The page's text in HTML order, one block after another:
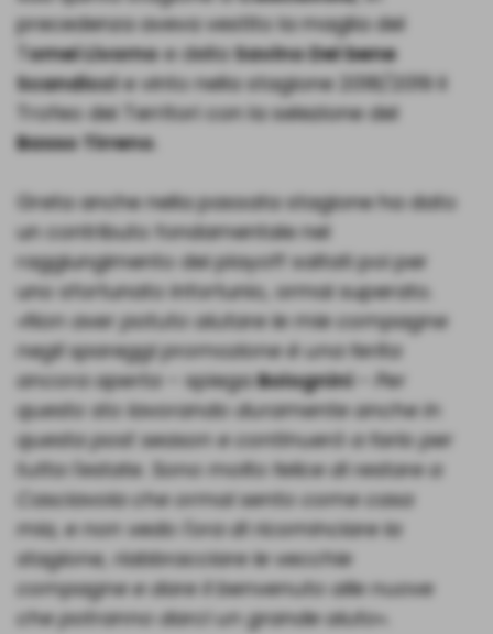
precedenza aveva vestito la maglia del
Tomei Livornoe dellaSavino Del bene
Scandiccie vinto nella stagione 2018/2019 il
Trofeo dei Territori con la selezione del
Basso Tirreno.
Greta anche nella passata stagione ha dato
un contributo fondamentale nel
raggiungimento dei playoff saltati poi per
uno sfortunato infortunio, ormai superato.
«Non aver potuto aiutare le mie compagne
negli spareggi promozione è una ferita
ancora aperta
– spiegaBolognini
Per
questo sto lavorando duramente anche in
questa post season e continuerò a farlo per
tutta l'estate. Sono molto felice di restare a
Casciavola che ormai sento come casa
mia, e non vedo l'ora di ricominciare la
stagione, riabbracciare le vecchie
compagne e dare il benvenuto alle nuove
che potranno darci un grande aiuto».